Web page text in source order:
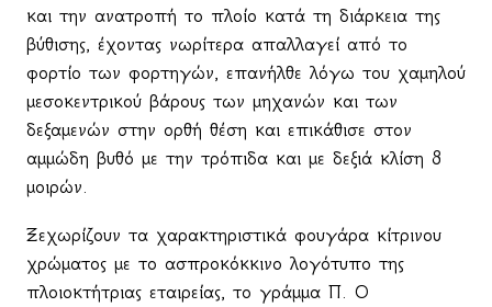
και την ανατροπή το πλοίο κατά τη διάρκεια της
βύθισης, έχοντας νωρίτερα απαλλαγεί από το
φορτίο των φορτηγών, επανήλθε λόγω του χαμηλού
μεσοκεντρικού βάρους των μηχανών και των
δεξαμενών στην ορθή θέση και επικάθισε στον
αμμώδη βυθό με την τρόπιδα και με δεξιά κλίση 8
μοιρών.
Ξεχωρίζουν τα χαρακτηριστικά φουγάρα κίτρινου
χρώματος με το ασπροκόκκινο λογότυπο της
πλοιοκτήτριας εταιρείας, το γράμμα Π. Ο